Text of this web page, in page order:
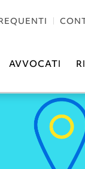
AVVOCATI